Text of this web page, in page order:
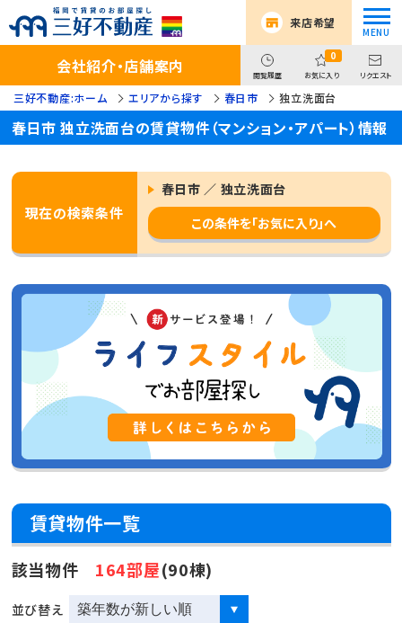
来店希望
会社紹介・店舗案内 閲覧履歴
0
お気に入り リクエスト
三好不動産:ホーム エリアから探す 春日市 独立洗面台
春日市 独立洗面台の賃貸物件（マンション・アパート）情報
現在の検索条件
春日市 ／ 独立洗面台
この条件を「お気に入り」へ
賃貸物件一覧
該当物件 164部屋(90棟)
並び替え